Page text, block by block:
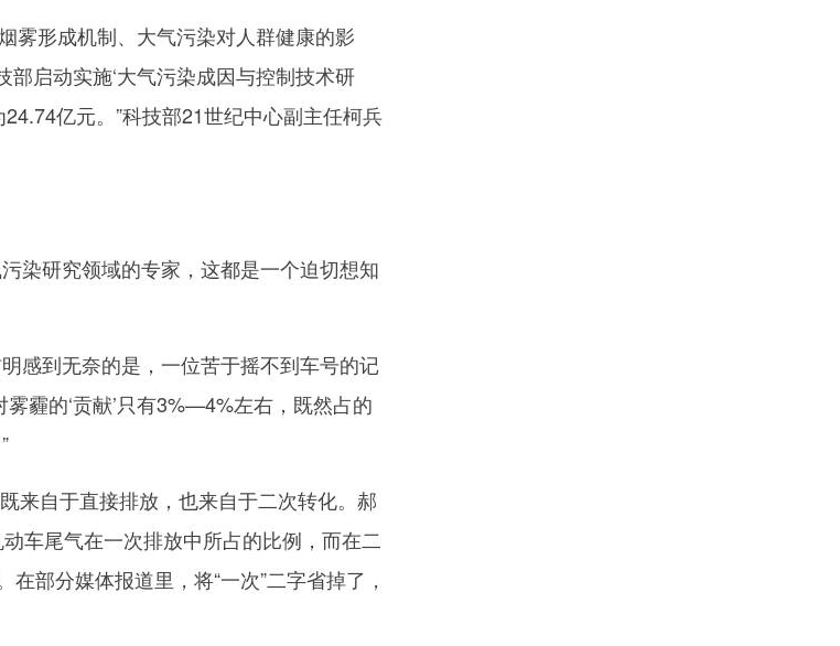
雾形成机制、大气污染对人群健康的影
启动实施‘大气污染成因与控制技术研
亿元。”科技部21世纪中心副主任柯兵
研究领域的专家，这都是一个迫切想知
到无奈的是，一位苦于摇不到车号的记
霾的‘贡献’只有3%—4%左右，既然占的
自于直接排放，也来自于二次转化。郝
车尾气在一次排放中所占的比例，而在二
部分媒体报道里，将“一次”二字省掉了，